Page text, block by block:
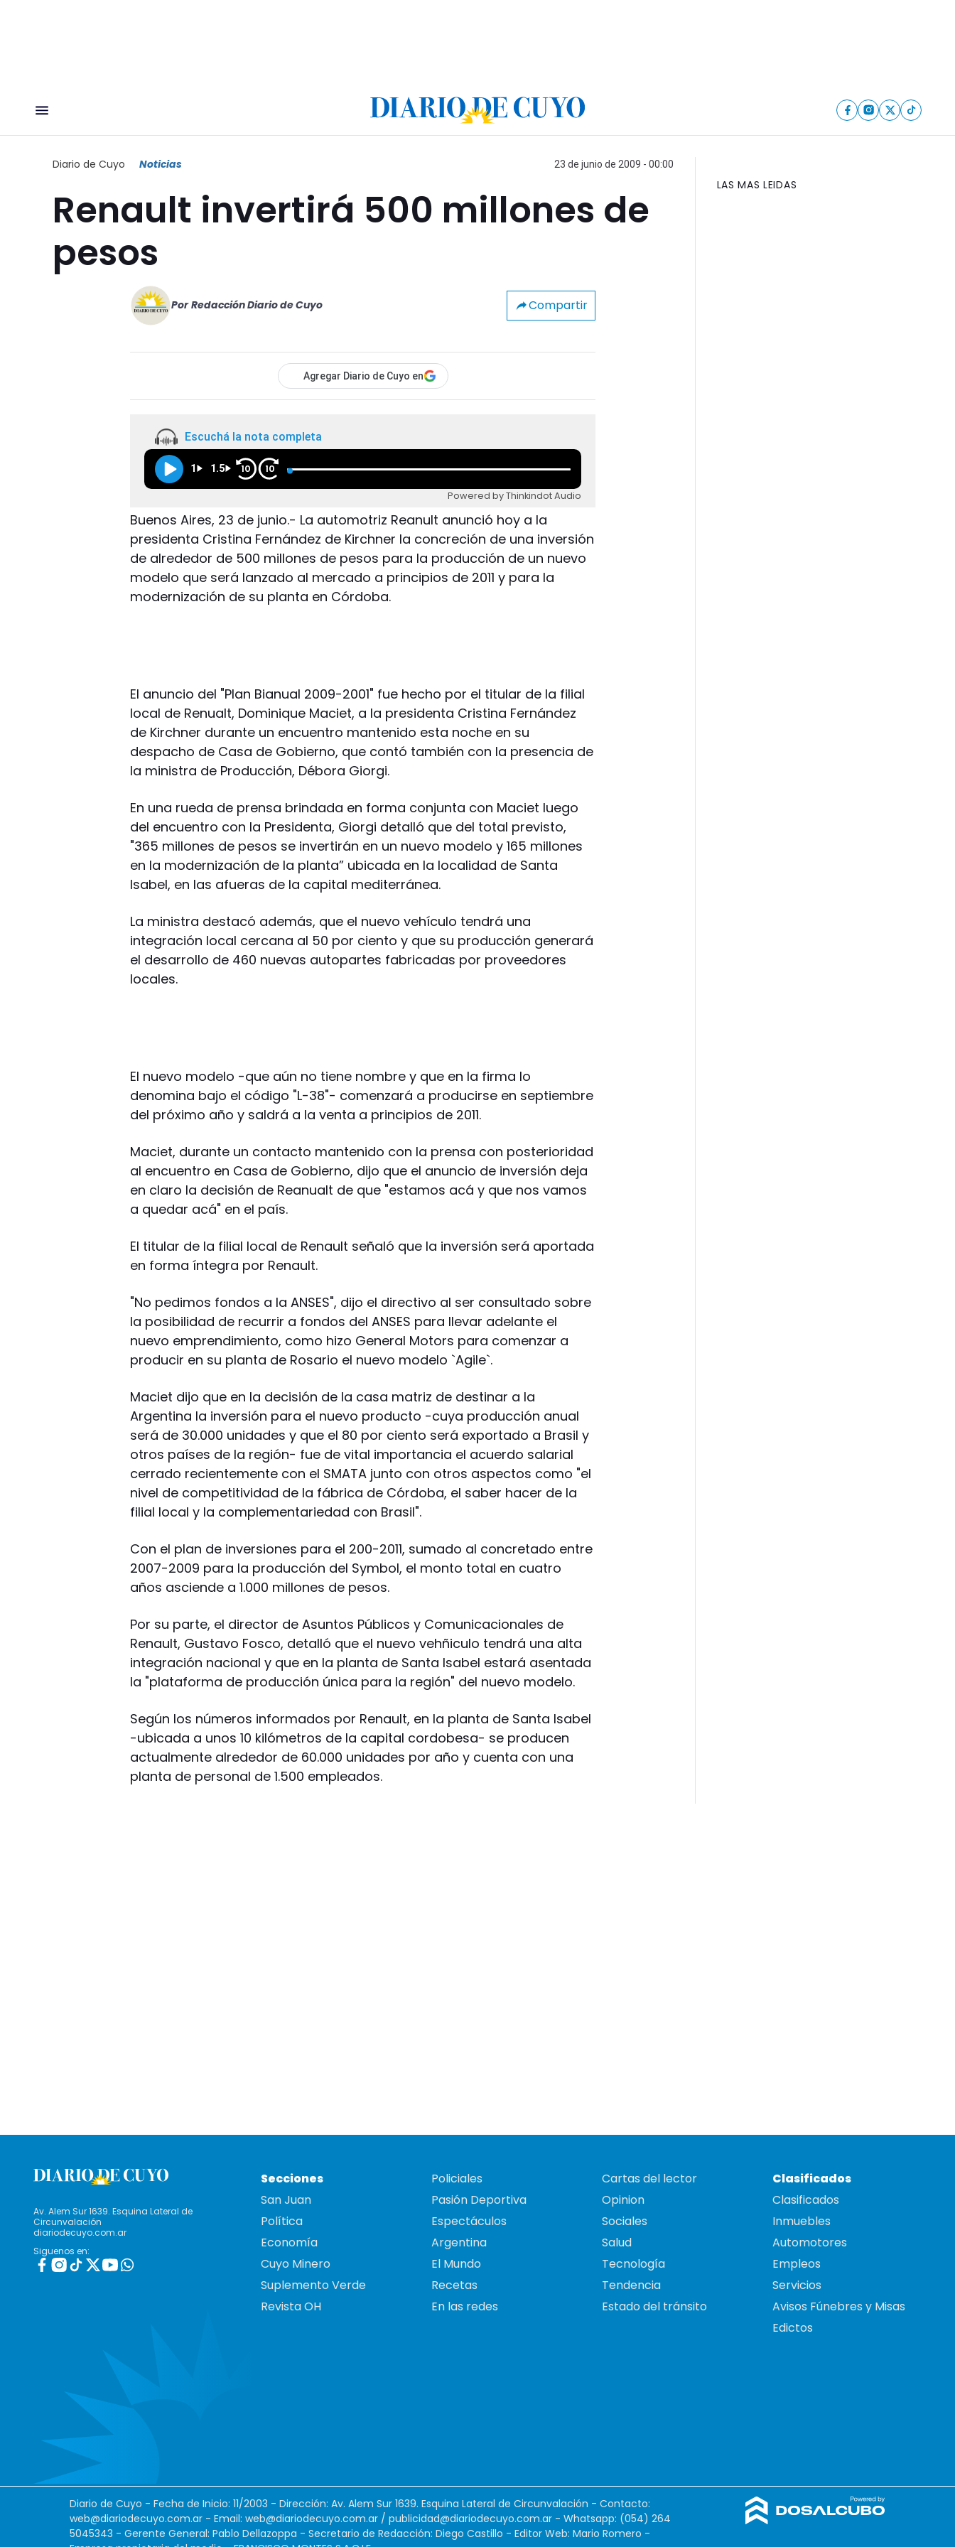
Diario de Cuyo Noticias 23 de junio de 2009 - 00:00
Renault invertirá 500 millones de
pesos
Por Redacción Diario de Cuyo Compartir
Agregar Diario de Cuyo en
Escuchá la nota completa
1 1.5 10 10
Powered by Thinkindot Audio
Buenos Aires, 23 de junio.- La automotriz Reanult anunció hoy a la
presidenta Cristina Fernández de Kirchner la concreción de una inversión
de alrededor de 500 millones de pesos para la producción de un nuevo
modelo que será lanzado al mercado a principios de 2011 y para la
modernización de su planta en Córdoba.
El anuncio del "Plan Bianual 2009-2001" fue hecho por el titular de la filial
local de Renualt, Dominique Maciet, a la presidenta Cristina Fernández
de Kirchner durante un encuentro mantenido esta noche en su
despacho de Casa de Gobierno, que contó también con la presencia de
la ministra de Producción, Débora Giorgi.
En una rueda de prensa brindada en forma conjunta con Maciet luego
del encuentro con la Presidenta, Giorgi detalló que del total previsto,
"365 millones de pesos se invertirán en un nuevo modelo y 165 millones
en la modernización de la planta” ubicada en la localidad de Santa
Isabel, en las afueras de la capital mediterránea.
La ministra destacó además, que el nuevo vehículo tendrá una
integración local cercana al 50 por ciento y que su producción generará
el desarrollo de 460 nuevas autopartes fabricadas por proveedores
locales.
El nuevo modelo -que aún no tiene nombre y que en la firma lo
denomina bajo el código "L-38"- comenzará a producirse en septiembre
del próximo año y saldrá a la venta a principios de 2011.
Maciet, durante un contacto mantenido con la prensa con posterioridad
al encuentro en Casa de Gobierno, dijo que el anuncio de inversión deja
en claro la decisión de Reanualt de que "estamos acá y que nos vamos
a quedar acá" en el país.
El titular de la filial local de Renault señaló que la inversión será aportada
en forma íntegra por Renault.
"No pedimos fondos a la ANSES", dijo el directivo al ser consultado sobre
la posibilidad de recurrir a fondos del ANSES para llevar adelante el
nuevo emprendimiento, como hizo General Motors para comenzar a
producir en su planta de Rosario el nuevo modelo `Agile`.
Maciet dijo que en la decisión de la casa matriz de destinar a la
Argentina la inversión para el nuevo producto -cuya producción anual
será de 30.000 unidades y que el 80 por ciento será exportado a Brasil y
otros países de la región- fue de vital importancia el acuerdo salarial
cerrado recientemente con el SMATA junto con otros aspectos como "el
nivel de competitividad de la fábrica de Córdoba, el saber hacer de la
filial local y la complementariedad con Brasil".
Con el plan de inversiones para el 200-2011, sumado al concretado entre
2007-2009 para la producción del Symbol, el monto total en cuatro
años asciende a 1.000 millones de pesos.
Por su parte, el director de Asuntos Públicos y Comunicacionales de
Renault, Gustavo Fosco, detalló que el nuevo vehñiculo tendrá una alta
integración nacional y que en la planta de Santa Isabel estará asentada
la "plataforma de producción única para la región" del nuevo modelo.
Según los números informados por Renault, en la planta de Santa Isabel
-ubicada a unos 10 kilómetros de la capital cordobesa- se producen
actualmente alrededor de 60.000 unidades por año y cuenta con una
planta de personal de 1.500 empleados.
LAS MAS LEIDAS
Av. Alem Sur 1639. Esquina Lateral de
Circunvalación
diariodecuyo.com.ar
Siguenos en:
Secciones
San Juan
Política
Economía
Cuyo Minero
Suplemento Verde
Revista OH
Policiales
Pasión Deportiva
Espectáculos
Argentina
El Mundo
Recetas
En las redes
Cartas del lector
Opinion
Sociales
Salud
Tecnología
Tendencia
Estado del tránsito
Clasificados
Clasificados
Inmuebles
Automotores
Empleos
Servicios
Avisos Fúnebres y Misas
Edictos
Diario de Cuyo - Fecha de Inicio: 11/2003 - Dirección: Av. Alem Sur 1639. Esquina Lateral de Circunvalación - Contacto:
web@diariodecuyo.com.ar - Email: web@diariodecuyo.com.ar / publicidad@diariodecuyo.com.ar - Whatsapp: (054) 264
5045343 - Gerente General: Pablo Dellazoppa - Secretario de Redacción: Diego Castillo - Editor Web: Mario Romero -